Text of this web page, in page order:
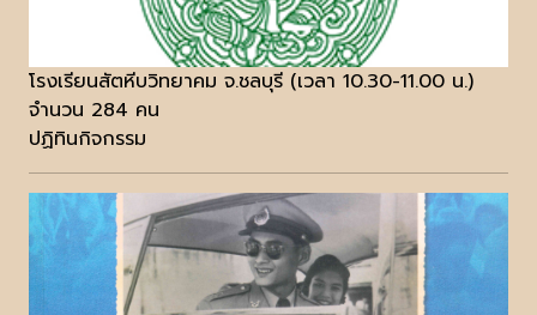
โรงเรียนสัตหีบวิทยาคม จ.ชลบุรี (เวลา 10.30-11.00 น.)
จำนวน 284 คน
ปฏิทินกิจกรรม